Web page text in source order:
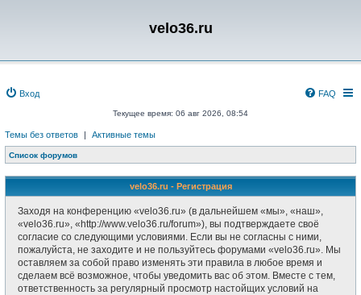
velo36.ru
Вход FAQ
Текущее время: 06 авг 2026, 08:54
Темы без ответов | Активные темы
Список форумов
velo36.ru - Регистрация
Заходя на конференцию «velo36.ru» (в дальнейшем «мы», «наш»,
«velo36.ru», «http://www.velo36.ru/forum»), вы подтверждаете своё
согласие со следующими условиями. Если вы не согласны с ними,
пожалуйста, не заходите и не пользуйтесь форумами «velo36.ru». Мы
оставляем за собой право изменять эти правила в любое время и
сделаем всё возможное, чтобы уведомить вас об этом. Вместе с тем,
ответственность за регулярный просмотр настойщих условий на